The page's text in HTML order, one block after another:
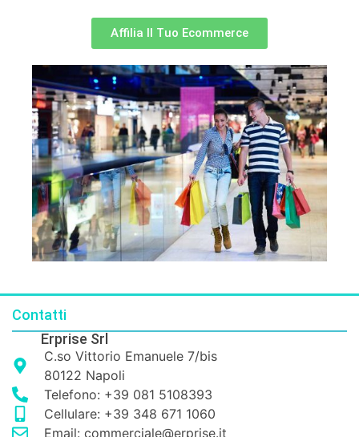
Affilia Il Tuo Ecommerce
Contatti
Erprise Srl
C.so Vittorio Emanuele 7/bis
80122 Napoli
Telefono: +39 081 5108393
Cellulare: +39 348 671 1060
Email: commerciale@erprise.it